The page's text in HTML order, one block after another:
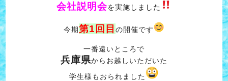
会社説明会を実施しました
今期第1回目の開催です
一番遠いところで
兵庫県からお越しいただいた
学生様もおられました